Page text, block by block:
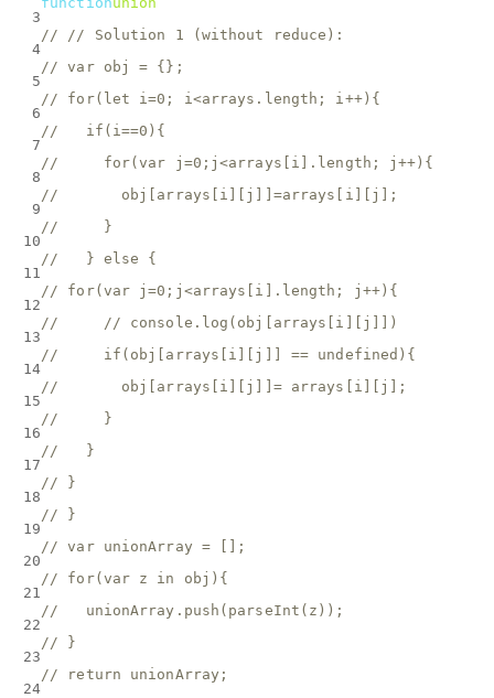
3
4
5
6
7
8
9
10
11
12
13
14
15
16
17
18
19
20
21
22
23
24
// // Solution 1 (without reduce):
// var obj = {};
// for(let i=0; i<arrays.length; i++){
//   if(i==0){
//     for(var j=0;j<arrays[i].length; j++){
//       obj[arrays[i][j]]=arrays[i][j];
//     }
//   } else {
// for(var j=0;j<arrays[i].length; j++){
//     // console.log(obj[arrays[i][j]])
//     if(obj[arrays[i][j]] == undefined){
//       obj[arrays[i][j]]= arrays[i][j];
//     }
//   }
// }
// }
// var unionArray = [];
// for(var z in obj){
//   unionArray.push(parseInt(z));
// }
// return unionArray;